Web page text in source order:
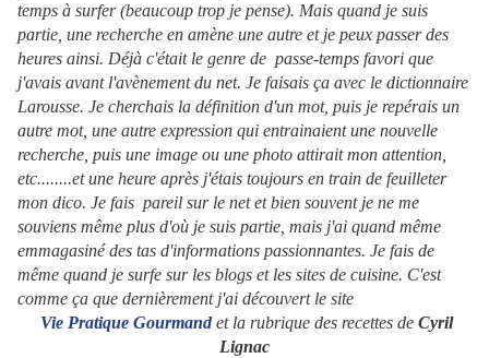
temps à surfer (beaucoup trop je pense). Mais quand je suis
partie, une recherche en amène une autre et je peux passer des
heures ainsi. Déjà c'était le genre de passe-temps favori que
j'avais avant l'avènement du net. Je faisais ça avec le dictionnaire
Larousse. Je cherchais la définition d'un mot, puis je repérais un
autre mot, une autre expression qui entrainaient une nouvelle
recherche, puis une image ou une photo attirait mon attention,
etc........et une heure après j'étais toujours en train de feuilleter
mon dico. Je fais pareil sur le net et bien souvent je ne me
souviens même plus d'où je suis partie, mais j'ai quand même
emmagasiné des tas d'informations passionnantes. Je fais de
même quand je surfe sur les blogs et les sites de cuisine. C'est
comme ça que dernièrement j'ai découvert le site
Vie Pratique Gourmandet la rubrique des recettes de Cyril
Lignac